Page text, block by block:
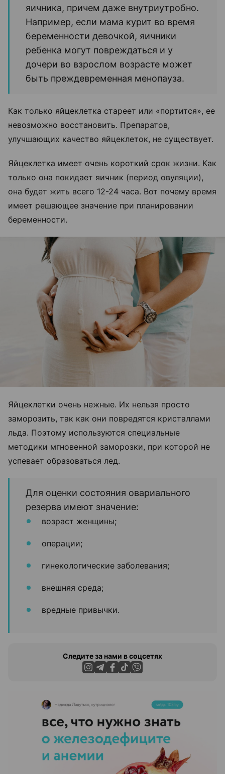
яичника, причем даже внутриутробно.
Например, если мама курит во время
беременности девочкой, яичники
ребенка могут повреждаться и у
дочери во взрослом возрасте может
быть преждевременная менопауза.
Как только яйцеклетка стареет или «портится», ее
невозможно восстановить. Препаратов,
улучшающих качество яйцеклеток, не существует.
Яйцеклетка имеет очень короткий срок жизни. Как
только она покидает яичник (период овуляции),
она будет жить всего 12-24 часа. Вот почему время
имеет решающее значение при планировании
беременности.
Яйцеклетки очень нежные. Их нельзя просто
заморозить, так как они повредятся кристаллами
льда. Поэтому используются специальные
методики мгновенной заморозки, при которой не
успевает образоваться лед.
Для оценки состояния овариального
резерва имеют значение:
возраст женщины;
операции;
гинекологические заболевания;
внешняя среда;
вредные привычки.
Следите за нами в соцсетях
ЭФФЕКТИВНАЯ РЕКЛАМА НА САЙТЕ